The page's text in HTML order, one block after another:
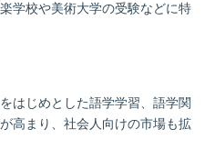
学校や美術大学の受験などに特
はじめとした語学学習、語学関
高まり、社会人向けの市場も拡